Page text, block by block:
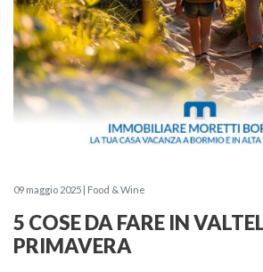
09 maggio 2025 | Food & Wine
5 COSE DA FARE IN
PRIMAVERA